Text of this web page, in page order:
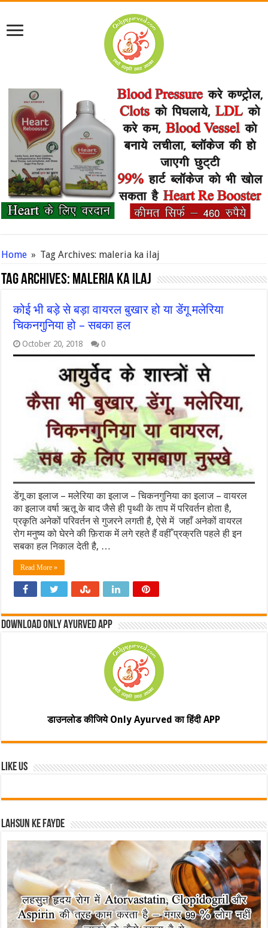
Home » Tag Archives: maleria ka ilaj
Tag Archives: maleria ka ilaj
कोई भी बड़े से बड़ा वायरल बुखार हो या डेंगू मलेरिया
चिकनगुनिया हो – सबका हल
October 20, 2018 0
डेंगू का इलाज – मलेरिया का इलाज – चिकनगुनिया का इलाज – वायरल
का इलाज वर्षा ऋतू के बाद जैसे ही पृथ्वी के ताप में परिवर्तन होता है,
प्रकृति अनेकों परिवर्तन से गुजरने लगती है, ऐसे में जहाँ अनेकों वायरल
रोग मनुष्य को घेरने की फ़िराक में लगे रहते हैं वहीँ प्रक्रति पहले ही इन
सबका हल निकाल देती है, …
Read More »
Download Only Ayurved App
डाउनलोड कीजिये Only Ayurved का हिंदी APP
Like Us
Lahsun ke fayde